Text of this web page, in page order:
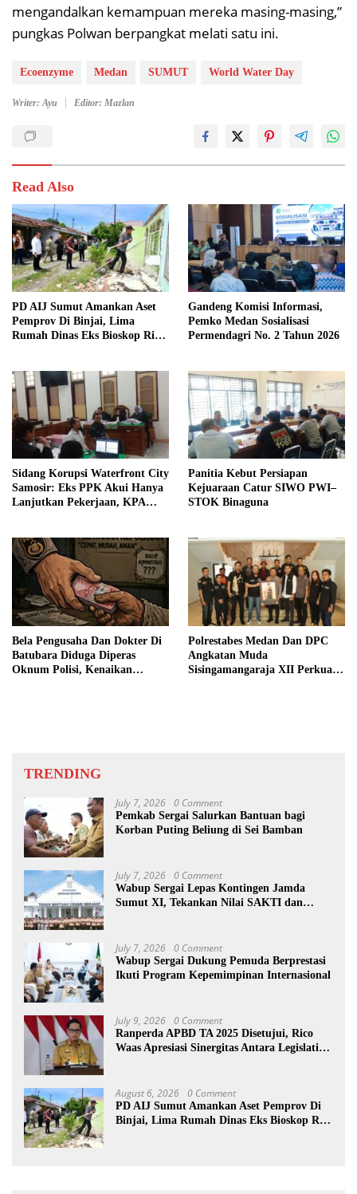
mengandalkan kemampuan mereka masing-masing,”
pungkas Polwan berpangkat melati satu ini.
Ecoenzyme Medan SUMUT World Water Day
Writer: Ayu Editor: Mazlan
Read Also
PD AIJ Sumut Amankan Aset
Pemprov Di Binjai, Lima
Rumah Dinas Eks Bioskop Ria
Gandeng Komisi Informasi,
Pemko Medan Sosialisasi
Permendagri No. 2 Tahun 2026
Sidang Korupsi Waterfront City
Samosir: Eks PPK Akui Hanya
Lanjutkan Pekerjaan, KPA
Panitia Kebut Persiapan
Kejuaraan Catur SIWO PWI–
STOK Binaguna
Bela Pengusaha Dan Dokter Di
Batubara Diduga Diperas
Oknum Polisi, Kenaikan
Polrestabes Medan Dan DPC
Angkatan Muda
Sisingamangaraja XII Perkuat
TRENDING
July 7, 2026 0 Comment
Pemkab Sergai Salurkan Bantuan bagi
Korban Puting Beliung di Sei Bamban
July 7, 2026 0 Comment
Wabup Sergai Lepas Kontingen Jamda
Sumut XI, Tekankan Nilai SAKTI dan
July 7, 2026 0 Comment
Wabup Sergai Dukung Pemuda Berprestasi
Ikuti Program Kepemimpinan Internasional
July 9, 2026 0 Comment
Ranperda APBD TA 2025 Disetujui, Rico
Waas Apresiasi Sinergitas Antara Legislatif
August 6, 2026 0 Comment
PD AIJ Sumut Amankan Aset Pemprov Di
Binjai, Lima Rumah Dinas Eks Bioskop Ria